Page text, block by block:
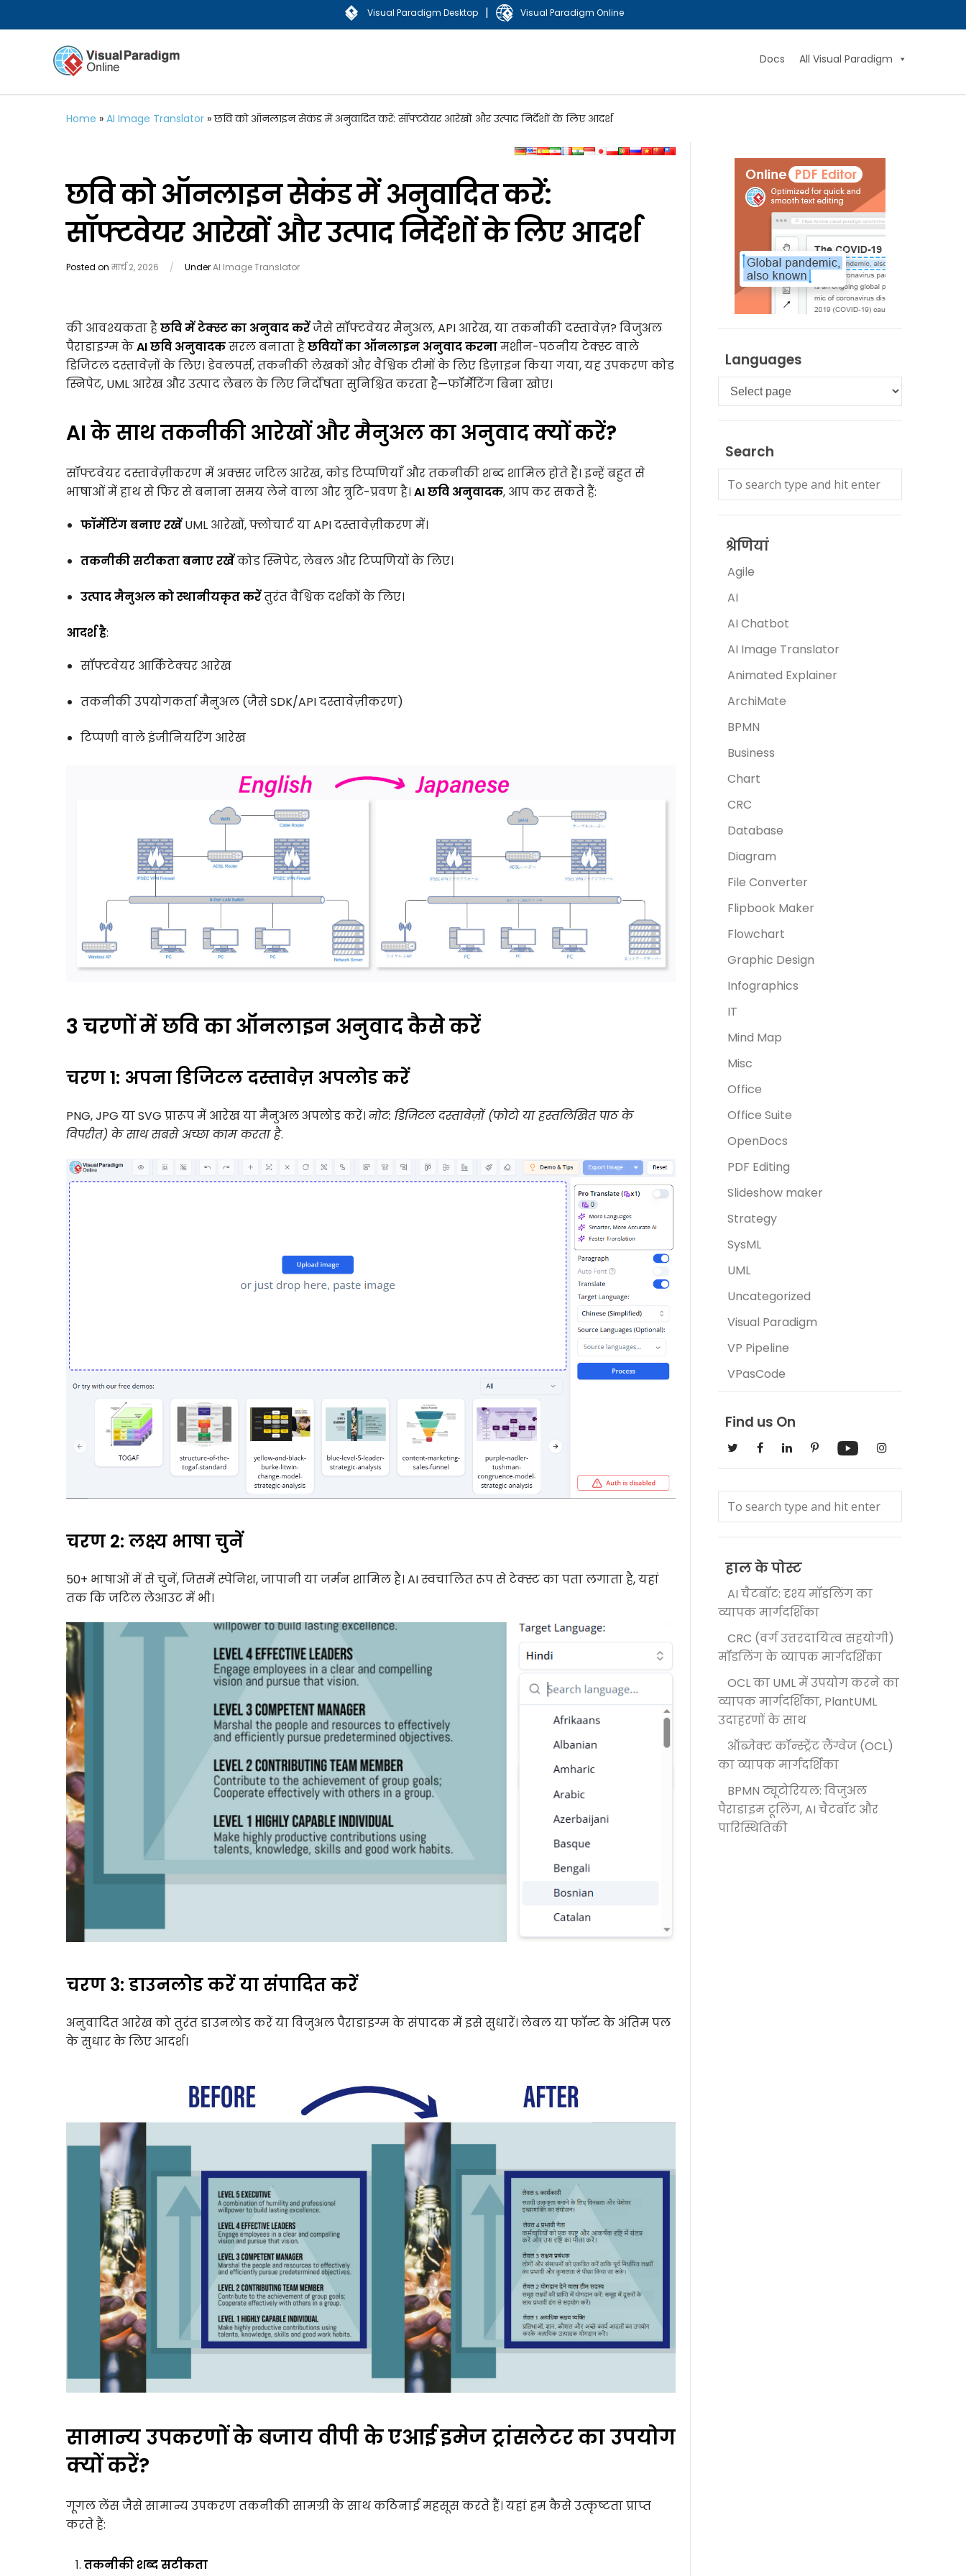
Visual Paradigm Desktop | Visual Paradigm Online
Docs All Visual Paradigm
Home » AI Image Translator »छवि को ऑनलाइन सेकंड में अनुवादित करें: सॉफ्टवेयर आरेखों और उत्पाद निर्देशों के लिए आदर्श
छवि को ऑनलाइन सेकंड में अनुवादित करें:
सॉफ्टवेयर आरेखों और उत्पाद निर्देशों के लिए आदर्श
Posted onमार्च 2, 2026 / UnderAI Image Translator
की आवश्यकता हैछवि में टेक्स्ट का अनुवाद करेंजैसे सॉफ्टवेयर मैनुअल, API आरेख, या तकनीकी दस्तावेज़? विजुअल
पैराडाइग्म केAI छवि अनुवादकसरल बनाता हैछवियों का ऑनलाइन अनुवाद करनामशीन-पठनीय टेक्स्ट वाले
डिजिटल दस्तावेज़ों के लिए। डेवलपर्स, तकनीकी लेखकों और वैश्विक टीमों के लिए डिज़ाइन किया गया, यह उपकरण कोड
स्निपेट, UML आरेख और उत्पाद लेबल के लिए निर्दोषता सुनिश्चित करता है—फॉर्मेटिंग बिना खोए।
AI के साथ तकनीकी आरेखों और मैनुअल का अनुवाद क्यों करें?
सॉफ्टवेयर दस्तावेज़ीकरण में अक्सर जटिल आरेख, कोड टिप्पणियाँ और तकनीकी शब्द शामिल होते हैं। इन्हें बहुत से
भाषाओं में हाथ से फिर से बनाना समय लेने वाला और त्रुटि-प्रवण है। AI छवि अनुवादक, आप कर सकते हैं:
फॉर्मेटिंग बनाए रखेंUML आरेखों, फ्लोचार्ट या API दस्तावेज़ीकरण में।
तकनीकी सटीकता बनाए रखेंकोड स्निपेट, लेबल और टिप्पणियों के लिए।
उत्पाद मैनुअल को स्थानीयकृत करेंतुरंत वैश्विक दर्शकों के लिए।
आदर्श है:
सॉफ्टवेयर आर्किटेक्चर आरेख
तकनीकी उपयोगकर्ता मैनुअल (जैसे SDK/API दस्तावेज़ीकरण)
टिप्पणी वाले इंजीनियरिंग आरेख
3 चरणों में छवि का ऑनलाइन अनुवाद कैसे करें
चरण 1: अपना डिजिटल दस्तावेज़ अपलोड करें
PNG, JPG या SVG प्रारूप में आरेख या मैनुअल अपलोड करें। नोट: डिजिटल दस्तावेज़ों (फोटो या हस्तलिखित पाठ के
विपरीत) के साथ सबसे अच्छा काम करता है.
चरण 2: लक्ष्य भाषा चुनें
50+ भाषाओं में से चुनें, जिसमें स्पेनिश, जापानी या जर्मन शामिल हैं। AI स्वचालित रूप से टेक्स्ट का पता लगाता है, यहां
तक कि जटिल लेआउट में भी।
चरण 3: डाउनलोड करें या संपादित करें
अनुवादित आरेख को तुरंत डाउनलोड करें या विजुअल पैराडाइग्म के संपादक में इसे सुधारें। लेबल या फॉन्ट के अंतिम पल
के सुधार के लिए आदर्श।
सामान्य उपकरणों के बजाय वीपी के एआई इमेज ट्रांसलेटर का उपयोग
क्यों करें?
गूगल लेंस जैसे सामान्य उपकरण तकनीकी सामग्री के साथ कठिनाई महसूस करते हैं। यहां हम कैसे उत्कृष्टता प्राप्त
करते हैं:
तकनीकी शब्द सटीकता
Languages
Languages
Search
श्रेणियां
Agile
AI
AI Chatbot
AI Image Translator
Animated Explainer
ArchiMate
BPMN
Business
Chart
CRC
Database
Diagram
File Converter
Flipbook Maker
Flowchart
Graphic Design
Infographics
IT
Mind Map
Misc
Office
Office Suite
OpenDocs
PDF Editing
Slideshow maker
Strategy
SysML
UML
Uncategorized
Visual Paradigm
VP Pipeline
VPasCode
Find us On
हाल के पोस्ट
AI चैटबॉट: दृश्य मॉडलिंग का
व्यापक मार्गदर्शिका
CRC (वर्ग उत्तरदायित्व सहयोगी)
मॉडलिंग के व्यापक मार्गदर्शिका
OCL का UML में उपयोग करने का
व्यापक मार्गदर्शिका, PlantUML
उदाहरणों के साथ
ऑब्जेक्ट कॉन्स्ट्रेंट लैंग्वेज (OCL)
का व्यापक मार्गदर्शिका
BPMN ट्यूटोरियल: विजुअल
पैराडाइम टूलिंग, AI चैटबॉट और
पारिस्थितिकी